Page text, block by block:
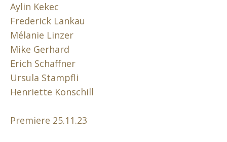
Aylin Kekec
Frederick Lankau
Mélanie Linzer
Mike Gerhard
Erich Schaffner
Ursula Stampfli
Henriette Konschill
Premiere 25.11.23